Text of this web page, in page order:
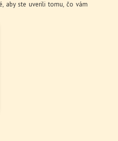
aby ste uverili tomu, čo vám